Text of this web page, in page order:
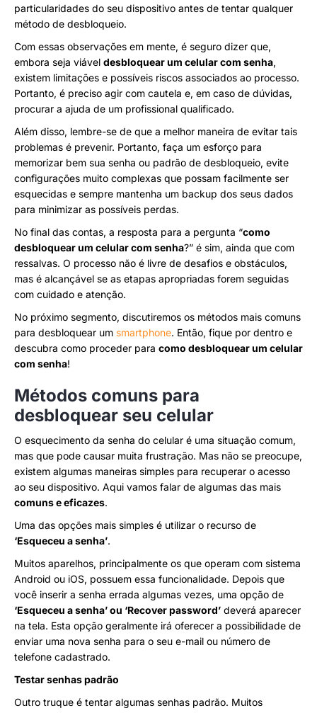
particularidades do seu dispositivo antes de tentar qualquer
método de desbloqueio.
Com essas observações em mente, é seguro dizer que,
embora seja viável desbloquear um celular com senha,
existem limitações e possíveis riscos associados ao processo.
Portanto, é preciso agir com cautela e, em caso de dúvidas,
procurar a ajuda de um profissional qualificado.
Além disso, lembre-se de que a melhor maneira de evitar tais
problemas é prevenir. Portanto, faça um esforço para
memorizar bem sua senha ou padrão de desbloqueio, evite
configurações muito complexas que possam facilmente ser
esquecidas e sempre mantenha um backup dos seus dados
para minimizar as possíveis perdas.
No final das contas, a resposta para a pergunta “como
desbloquear um celular com senha?” é sim, ainda que com
ressalvas. O processo não é livre de desafios e obstáculos,
mas é alcançável se as etapas apropriadas forem seguidas
com cuidado e atenção.
No próximo segmento, discutiremos os métodos mais comuns
para desbloquear um smartphone. Então, fique por dentro e
descubra como proceder para como desbloquear um celular
com senha!
Métodos comuns para
desbloquear seu celular
O esquecimento da senha do celular é uma situação comum,
mas que pode causar muita frustração. Mas não se preocupe,
existem algumas maneiras simples para recuperar o acesso
ao seu dispositivo. Aqui vamos falar de algumas das mais
comuns e eficazes.
Uma das opções mais simples é utilizar o recurso de
‘Esqueceu a senha’.
Muitos aparelhos, principalmente os que operam com sistema
Android ou iOS, possuem essa funcionalidade. Depois que
você inserir a senha errada algumas vezes, uma opção de
‘Esqueceu a senha’ ou ‘Recover password’ deverá aparecer
na tela. Esta opção geralmente irá oferecer a possibilidade de
enviar uma nova senha para o seu e-mail ou número de
telefone cadastrado.
Testar senhas padrão
Outro truque é tentar algumas senhas padrão. Muitos